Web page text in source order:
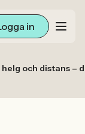
in
och distans –